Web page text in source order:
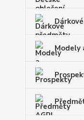
Modely